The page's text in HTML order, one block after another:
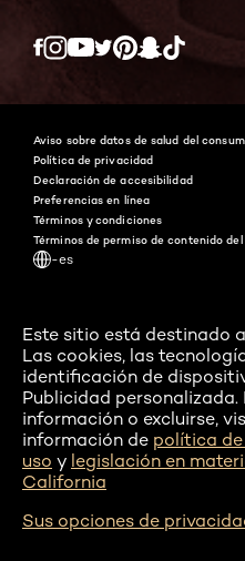
Twitter
-es
Aviso sobre datos de salud del
Política de privacidad
Declaración de accesibilidad
Preferencias en línea
Términos y condiciones
Términos de permiso de contenido del
Este sitio está destinado
Las cookies, las
identificación de
Publicidad personalizada.
información o excluirse,
información de política
uso y legislación en
California
Sus opciones de